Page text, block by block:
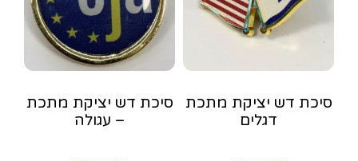
סיכת דש יציקת מתכת
דגלים
סיכת דש יציקת מתכת
– עגולה